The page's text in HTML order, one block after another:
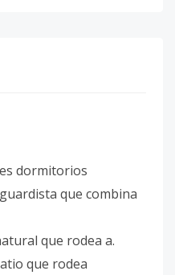
dormitorios
que combina
que rodea a.
que rodea